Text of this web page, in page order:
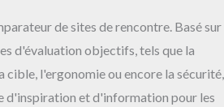
de sites de rencontre. Basé sur
d'évaluation objectifs, tels que la
cible, l'ergonomie ou encore la sécurité,
d'inspiration et d'information pour les